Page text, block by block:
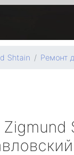
Shtain Ремонт
Zigmund